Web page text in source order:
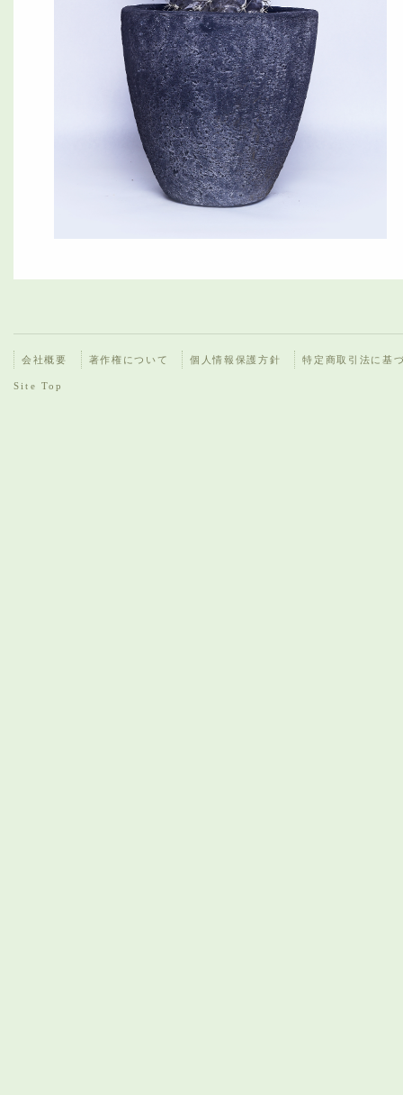
会社概要 著作権について 個人情報保護方針 特定商取引法に基
Site Top